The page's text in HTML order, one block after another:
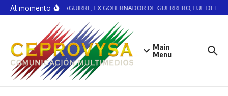
Saltar al contenido
Al momentoÁNGEL AGUIRRE, EX GOBERNADOR DE GUERRERO, FUE
Main
Menu